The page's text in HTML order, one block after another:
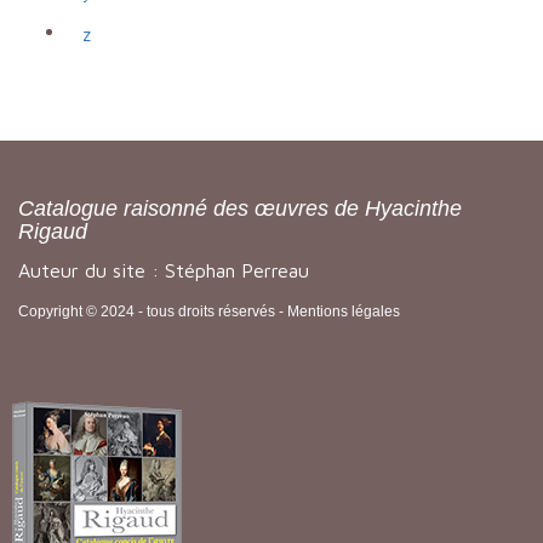
z
Catalogue raisonné des œuvres de Hyacinthe
Rigaud
Auteur du site : Stéphan Perreau
Copyright © 2024 - tous droits réservés - Mentions légales